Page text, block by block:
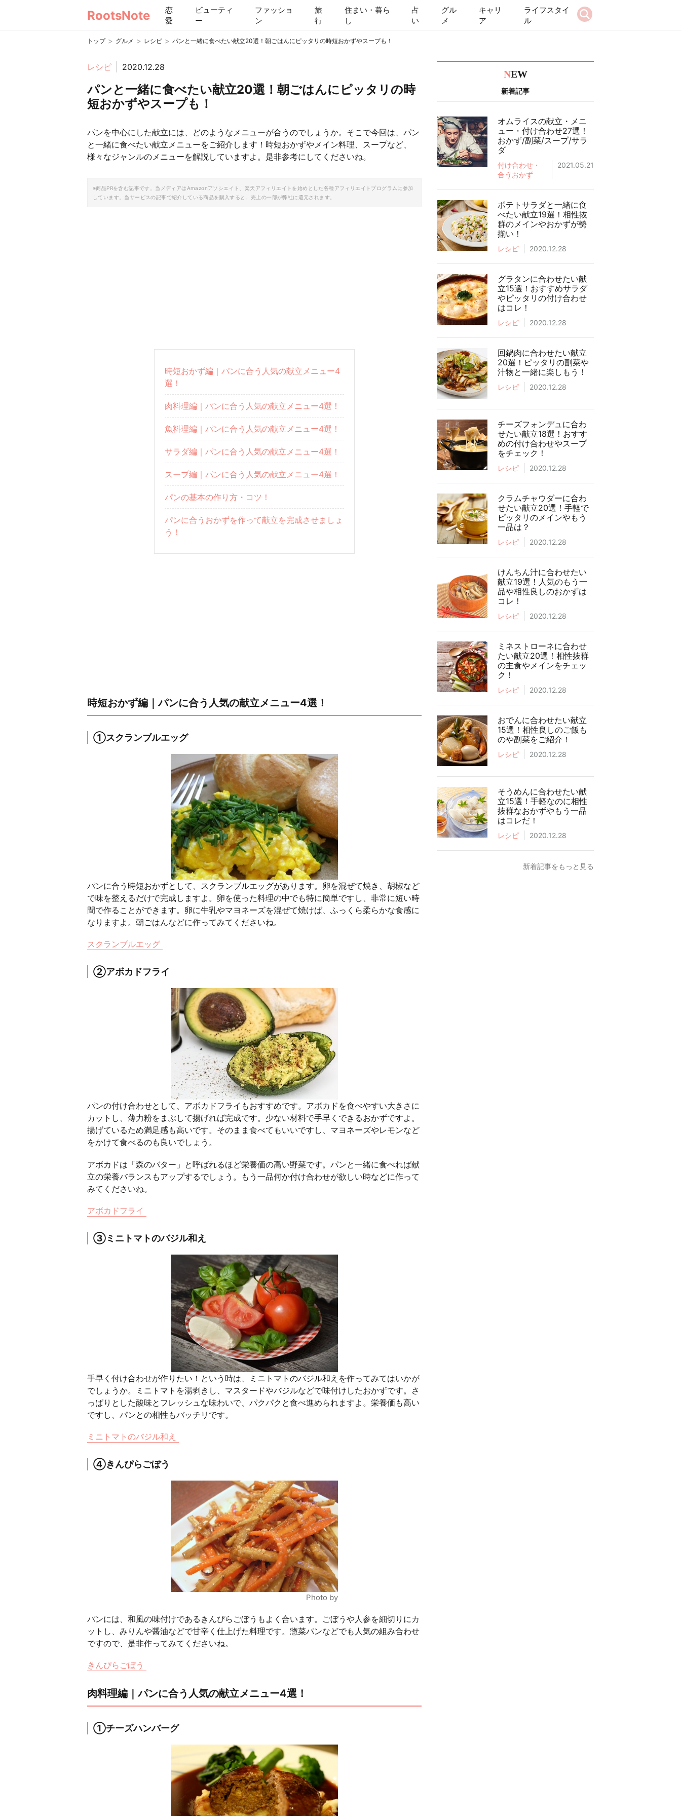
RootsNote
恋
愛
ビューティ
ー
ファッショ
ン
旅
行
住まい・暮ら
し
占
い
グル
メ
キャリ
ア
ライフスタイ
ル
トップ > グルメ > レシピ > パンと一緒に食べたい献立20選！朝ごはんにピッタリの時短おかずやスープも！
レシピ 2020.12.28
パンと一緒に食べたい献立20選！朝ごはんにピッタリの時
短おかずやスープも！
パンを中心にした献立には、どのようなメニューが合うのでしょうか。そこで今回は、パン
と一緒に食べたい献立メニューをご紹介します！時短おかずやメイン料理、スープなど、
様々なジャンルのメニューを解説していますよ。是非参考にしてくださいね。
※商品PRを含む記事です。当メディアはAmazonアソシエイト、楽天アフィリエイトを始めとした各種アフィリエイトプログラムに参加
しています。当サービスの記事で紹介している商品を購入すると、売上の一部が弊社に還元されます。
時短おかず編｜パンに合う人気の献立メニュー4
選！
肉料理編｜パンに合う人気の献立メニュー4選！
魚料理編｜パンに合う人気の献立メニュー4選！
サラダ編｜パンに合う人気の献立メニュー4選！
スープ編｜パンに合う人気の献立メニュー4選！
パンの基本の作り方・コツ！
パンに合うおかずを作って献立を完成させましょ
う！
時短おかず編｜パンに合う人気の献立メニュー4選！
①スクランブルエッグ
パンに合う時短おかずとして、スクランブルエッグがあります。卵を混ぜて焼き、胡椒など
で味を整えるだけで完成しますよ。卵を使った料理の中でも特に簡単ですし、非常に短い時
間で作ることができます。卵に牛乳やマヨネーズを混ぜて焼けば、ふっくら柔らかな食感に
なりますよ。朝ごはんなどに作ってみてくださいね。
スクランブルエッグ
②アボカドフライ
パンの付け合わせとして、アボカドフライもおすすめです。アボカドを食べやすい大きさに
カットし、薄力粉をまぶして揚げれば完成です。少ない材料で手早くできるおかずですよ。
揚げているため満足感も高いです。そのまま食べてもいいですし、マヨネーズやレモンなど
をかけて食べるのも良いでしょう。
アボカドは「森のバター」と呼ばれるほど栄養価の高い野菜です。パンと一緒に食べれば献
立の栄養バランスもアップするでしょう。もう一品何か付け合わせが欲しい時などに作って
みてくださいね。
アボカドフライ
③ミニトマトのバジル和え
手早く付け合わせが作りたい！という時は、ミニトマトのバジル和えを作ってみてはいかが
でしょうか。ミニトマトを湯剥きし、マスタードやバジルなどで味付けしたおかずです。さ
っぱりとした酸味とフレッシュな味わいで、パクパクと食べ進められますよ。栄養価も高い
ですし、パンとの相性もバッチリです。
ミニトマトのバジル和え
④きんぴらごぼう
Photo by
パンには、和風の味付けであるきんぴらごぼうもよく合います。ごぼうや人参を細切りにカ
ットし、みりんや醤油などで甘辛く仕上げた料理です。惣菜パンなどでも人気の組み合わせ
ですので、是非作ってみてくださいね。
きんぴらごぼう
肉料理編｜パンに合う人気の献立メニュー4選！
①チーズハンバーグ
NEW
新着記事
オムライスの献立・メニ
ュー・付け合わせ27選！
おかず/副菜/スープ/サラ
ダ
付け合わせ・
合うおかず
2021.05.21
ポテトサラダと一緒に食
べたい献立19選！相性抜
群のメインやおかずが勢
揃い！
レシピ 2020.12.28
グラタンに合わせたい献
立15選！おすすめサラダ
やピッタリの付け合わせ
はコレ！
レシピ 2020.12.28
回鍋肉に合わせたい献立
20選！ピッタリの副菜や
汁物と一緒に楽しもう！
レシピ 2020.12.28
チーズフォンデュに合わ
せたい献立18選！おすす
めの付け合わせやスープ
をチェック！
レシピ 2020.12.28
クラムチャウダーに合わ
せたい献立20選！手軽で
ピッタリのメインやもう
一品は？
レシピ 2020.12.28
けんちん汁に合わせたい
献立19選！人気のもう一
品や相性良しのおかずは
コレ！
レシピ 2020.12.28
ミネストローネに合わせ
たい献立20選！相性抜群
の主食やメインをチェッ
ク！
レシピ 2020.12.28
おでんに合わせたい献立
15選！相性良しのご飯も
のや副菜をご紹介！
レシピ 2020.12.28
そうめんに合わせたい献
立15選！手軽なのに相性
抜群なおかずやもう一品
はコレだ！
レシピ 2020.12.28
新着記事をもっと見る